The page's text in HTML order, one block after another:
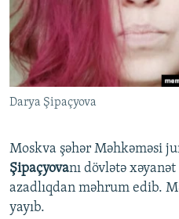
Darya Şipaçyova
Moskva şəhər Məhkəməsi
Şipaçyovanı dövlətə
azadlıqdan məhrum edib.
yayıb.